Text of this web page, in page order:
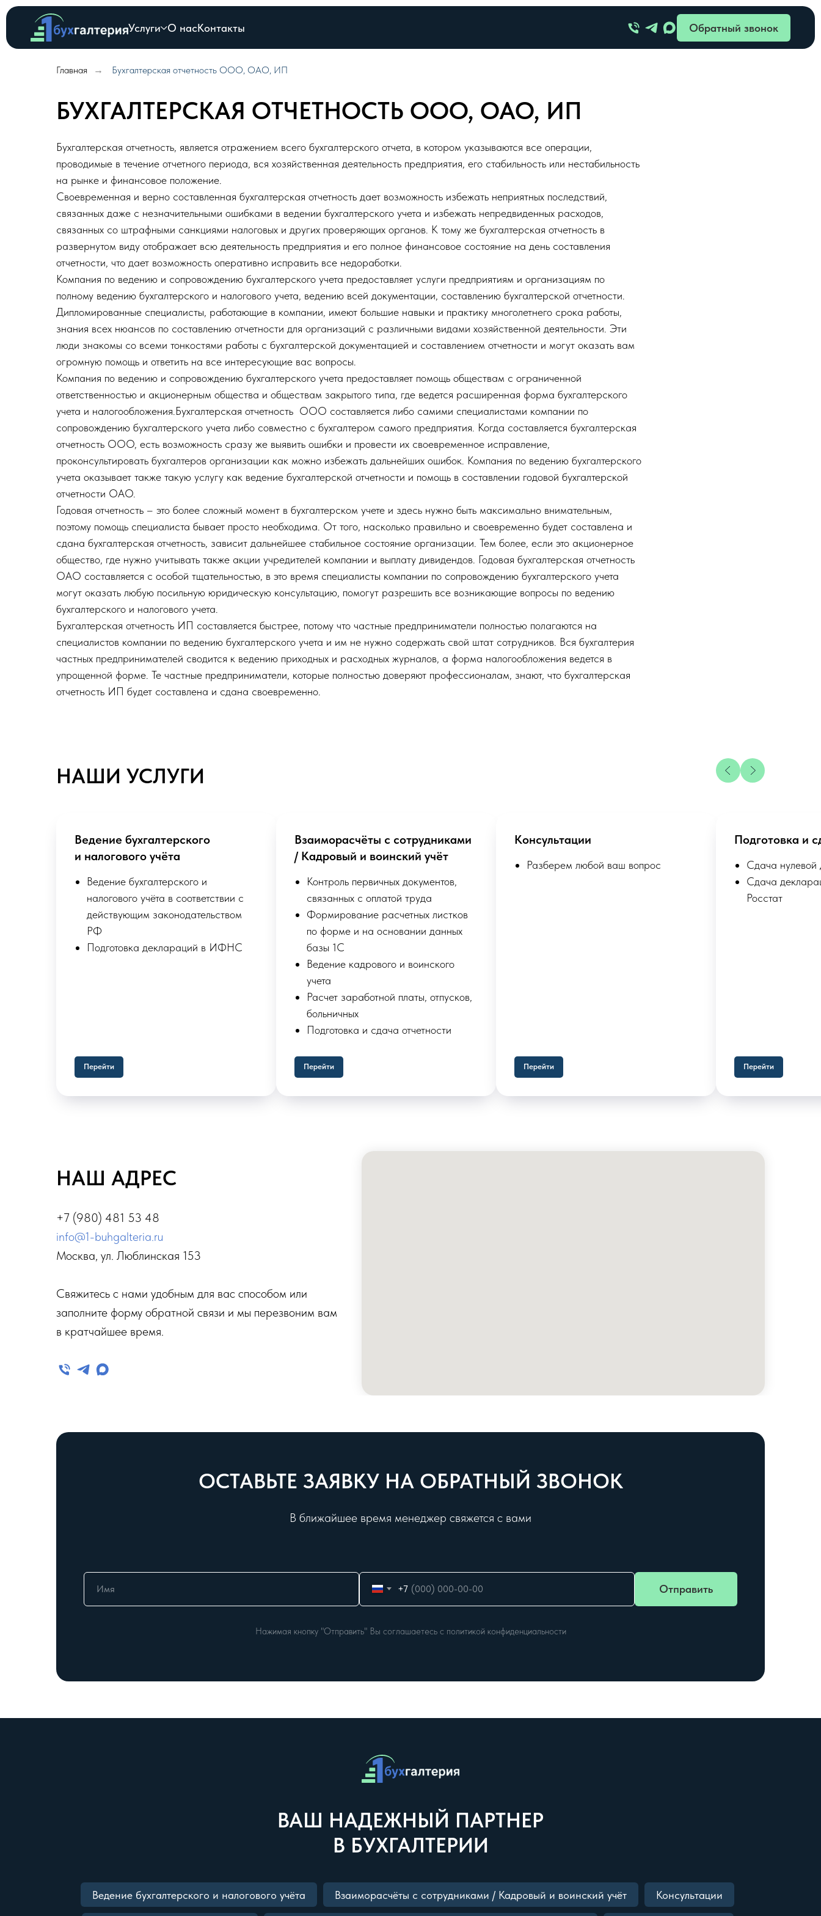
Услуги О насКонтакты Обратный звонок
Главная → Бухгалтерская отчетность ООО, ОАО, ИП
БУХГАЛТЕРСКАЯ ОТЧЕТНОСТЬ ООО, ОАО, ИП
Бухгалтерская отчетность, является отражением всего бухгалтерского отчета, в котором указываются все операции,
проводимые в течение отчетного периода, вся хозяйственная деятельность предприятия, его стабильность или нестабильность
на рынке и финансовое положение.
Своевременная и верно составленная бухгалтерская отчетность дает возможность избежать неприятных последствий,
связанных даже с незначительными ошибками в ведении бухгалтерского учета и избежать непредвиденных расходов,
связанных со штрафными санкциями налоговых и других проверяющих органов. К тому же бухгалтерская отчетность в
развернутом виду отображает всю деятельность предприятия и его полное финансовое состояние на день составления
отчетности, что дает возможность оперативно исправить все недоработки.
Компания по ведению и сопровождению бухгалтерского учета предоставляет услуги предприятиям и организациям по
полному ведению бухгалтерского и налогового учета, ведению всей документации, составлению бухгалтерской отчетности.
Дипломированные специалисты, работающие в компании, имеют большие навыки и практику многолетнего срока работы,
знания всех нюансов по составлению отчетности для организаций с различными видами хозяйственной деятельности. Эти
люди знакомы со всеми тонкостями работы с бухгалтерской документацией и составлением отчетности и могут оказать вам
огромную помощь и ответить на все интересующие вас вопросы.
Компания по ведению и сопровождению бухгалтерского учета предоставляет помощь обществам с ограниченной
ответственностью и акционерным общества и обществам закрытого типа, где ведется расширенная форма бухгалтерского
учета и налогообложения.Бухгалтерская отчетность ООО составляется либо самими специалистами компании по
сопровождению бухгалтерского учета либо совместно с бухгалтером самого предприятия. Когда составляется бухгалтерская
отчетность ООО, есть возможность сразу же выявить ошибки и провести их своевременное исправление,
проконсультировать бухгалтеров организации как можно избежать дальнейших ошибок. Компания по ведению бухгалтерского
учета оказывает также такую услугу как ведение бухгалтерской отчетности и помощь в составлении годовой бухгалтерской
отчетности ОАО.
Годовая отчетность – это более сложный момент в бухгалтерском учете и здесь нужно быть максимально внимательным,
поэтому помощь специалиста бывает просто необходима. От того, насколько правильно и своевременно будет составлена и
сдана бухгалтерская отчетность, зависит дальнейшее стабильное состояние организации. Тем более, если это акционерное
общество, где нужно учитывать также акции учредителей компании и выплату дивидендов. Годовая бухгалтерская отчетность
ОАО составляется с особой тщательностью, в это время специалисты компании по сопровождению бухгалтерского учета
могут оказать любую посильную юридическую консультацию, помогут разрешить все возникающие вопросы по ведению
бухгалтерского и налогового учета.
Бухгалтерская отчетность ИП составляется быстрее, потому что частные предприниматели полностью полагаются на
специалистов компании по ведению бухгалтерского учета и им не нужно содержать свой штат сотрудников. Вся бухгалтерия
частных предпринимателей сводится к ведению приходных и расходных журналов, а форма налогообложения ведется в
упрощенной форме. Те частные предприниматели, которые полностью доверяют профессионалам, знают, что бухгалтерская
отчетность ИП будет составлена и сдана своевременно.
НАШИ УСЛУГИ
Ведение бухгалтерского
и налогового учёта
Ведение бухгалтерского и
налогового учёта в соответствии с
действующим законодательством
РФ
Подготовка деклараций в ИФНС
Перейти
Взаиморасчёты с сотрудниками
/ Кадровый и воинский учёт
Контроль первичных документов,
связанных с оплатой труда
Формирование расчетных листков
по форме и на основании данных
базы 1С
Ведение кадрового и воинского
учета
Расчет заработной платы, отпусков,
больничных
Подготовка и сдача отчетности
Перейти
Консультации
Разберем любой ваш вопрос
Перейти
Подготовка и
Сдача нулевой
Сдача
Росстат
Перейти
НАШ АДРЕС
+7 (980) 481 53 48
info@1-buhgalteria.ru
Москва, ул. Люблинская 153
Свяжитесь с нами удобным для вас способом или
заполните форму обратной связи и мы перезвоним вам
в кратчайшее время.
ОСТАВЬТЕ ЗАЯВКУ НА ОБРАТНЫЙ ЗВОНОК
В ближайшее время менеджер свяжется с вами
+7 Отправить
Нажимая кнопку "Отправить" Вы соглашаетесь с политикой конфиденциальности
ВАШ НАДЕЖНЫЙ ПАРТНЕР
В БУХГАЛТЕРИИ
Ведение бухгалтерского и налогового учёта Взаиморасчёты с сотрудниками / Кадровый и воинский учёт Консультации